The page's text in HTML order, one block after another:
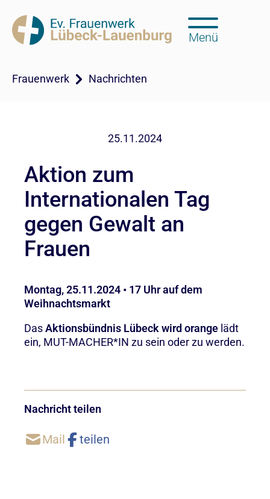
Menü
Frauenwerk Nachrichten
25.11.2024
Aktion zum
Internationalen Tag
gegen Gewalt an
Frauen
Montag, 25.11.2024 • 17 Uhr auf dem
Weihnachtsmarkt
DasAktionsbündnis Lübeck wird orange lädt
ein, MUT-MACHER*IN zu sein oder zu werden.
Nachricht teilen